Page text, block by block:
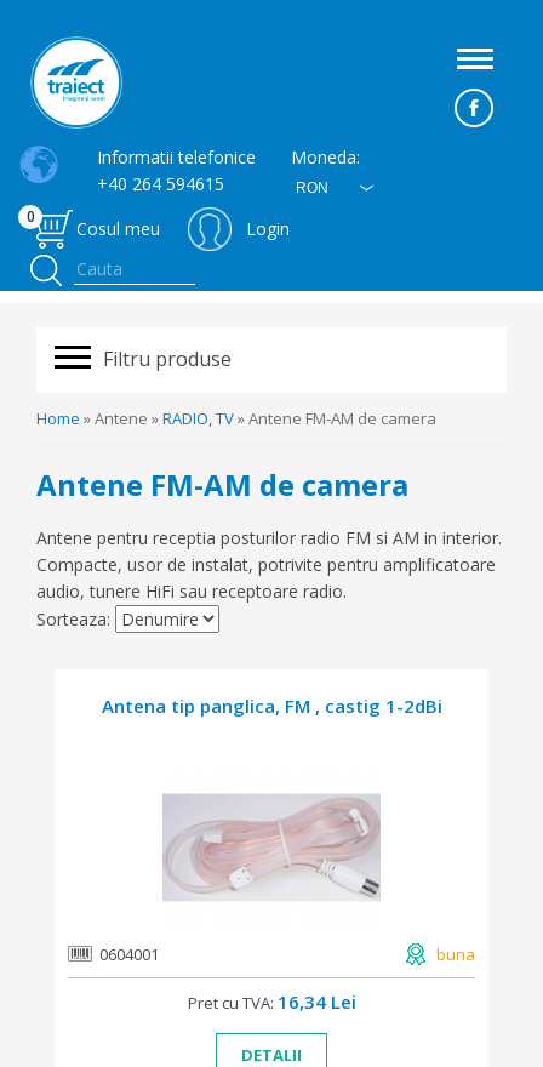
Toggle
Informatii telefonice
+40 264 594615
Moneda:
RON
Cosul meu
0
Login
Filtru produse
Home » Antene »RADIO, TV» Antene FM-AM de camera
Antene FM-AM de camera
Antene pentru receptia posturilor radio FM si AM in interior.
Compacte, usor de instalat, potrivite pentru amplificatoare
audio, tunere HiFi sau receptoare radio.
Sorteaza:
Antena tip panglica, FM , castig 1-2dBi
0604001 buna
Pret cu TVA: 16,34 Lei
DETALII